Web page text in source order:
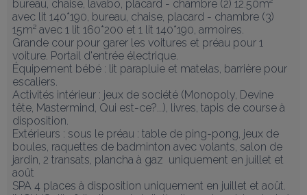
bureau, chaise, lavabo, placard - chambre (2) 12.50m²
avec lit 140*190, bureau, chaise, placard - chambre (3)
15m² avec 1 lit 160*200 et 1 lit 140*190, armoires.
Grande cour pour garer les voitures et préau pour 1
voiture. Portail d'entrée électrique.
Équipement bébé : lit parapluie et matelas, barrière pour
escaliers.
Activités intérieur : jeux de société (Monopoly, Devine
tête, Mastermind, Qui est-ce?...), livres, tapis de course à
disposition.
Extérieurs : sous le préau : table de ping-pong, jeux de
boules, raquettes de badminton avec volants, salon de
jardin, 2 transats, plancha à gaz  uniquement en juillet et
août
SPA 4 places à disposition uniquement en juillet et août.